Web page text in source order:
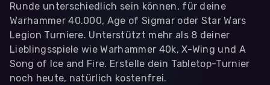
Runde unterschiedlich sein können, für deine
Warhammer 40.000, Age of Sigmar oder Star Wars
Legion Turniere. Unterstützt mehr als 8 deiner
Lieblingsspiele wie Warhammer 40k, X-Wing und A
Song of Ice and Fire. Erstelle dein Tabletop-Turnier
noch heute, natürlich kostenfrei.